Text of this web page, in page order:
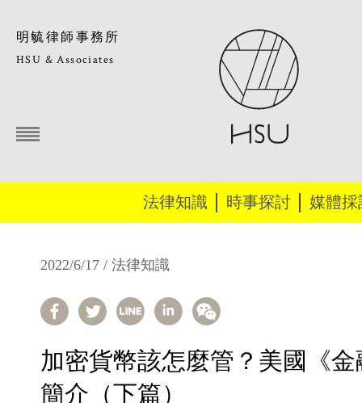
明毓律師事務所
HSU & Associates
2022/6/17 / 法律知識
加密貨幣該怎麼管？美國《
簡介（下篇）
法律知識 時事探討 媒體採